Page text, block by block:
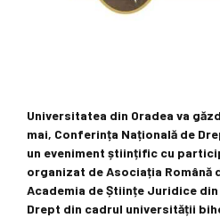
Universitatea din Oradea va
mai, Conferința Națională de
un eveniment științific cu
organizat de Asociația Română
Academia de Științe Juridice
Drept din cadrul universității